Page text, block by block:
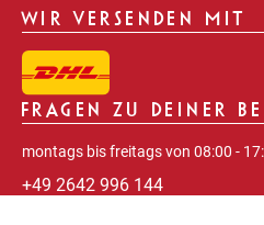
WIR VERSENDEN MIT
FRAGEN ZU DEINER
montags bis freitags von 08:00 -
+49 2642 996 144